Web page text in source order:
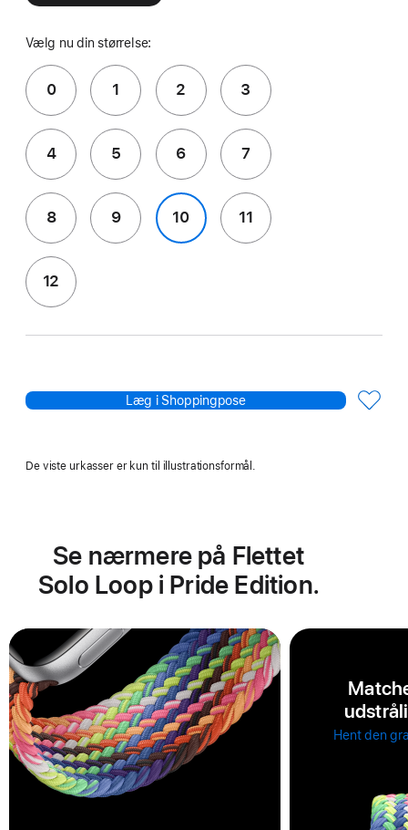
Vælg nu din størrelse:
0 1 2 3
4 5 6 7
8 9 10 11
12
Læg i Shoppingpose
De viste urkasser er kun til illustrationsformål.
Se nærmere på Flettet
Solo Loop i Pride Edition.
Hent den